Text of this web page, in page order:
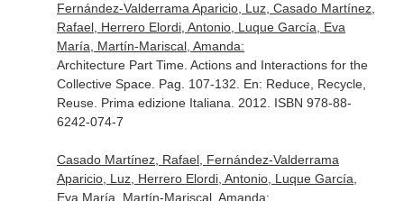
Fernández-Valderrama Aparicio, Luz, Casado Martínez,
Rafael, Herrero Elordi, Antonio, Luque García, Eva
María, Martín-Mariscal, Amanda:
Architecture Part Time. Actions and Interactions for the
Collective Space. Pag. 107-132. En: Reduce, Recycle,
Reuse. Prima edizione Italiana. 2012. ISBN 978-88-
6242-074-7
Casado Martínez, Rafael, Fernández-Valderrama
Aparicio, Luz, Herrero Elordi, Antonio, Luque García,
Eva María, Martín-Mariscal, Amanda: